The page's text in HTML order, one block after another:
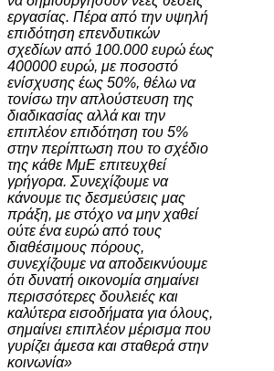
εργασίας. Πέρα από την υψηλή
επιδότηση επενδυτικών
σχεδίων από 100.000 ευρώ έως
400000 ευρώ, με ποσοστό
ενίσχυσης έως 50%, θέλω να
τονίσω την απλούστευση της
διαδικασίας αλλά και την
επιπλέον επιδότηση του 5%
στην περίπτωση που το σχέδιο
της κάθε ΜμΕ επιτευχθεί
γρήγορα. Συνεχίζουμε να
κάνουμε τις δεσμεύσεις μας
πράξη, με στόχο να μην χαθεί
ούτε ένα ευρώ από τους
διαθέσιμους πόρους,
συνεχίζουμε να αποδεικνύουμε
ότι δυνατή οικονομία σημαίνει
περισσότερες δουλειές και
καλύτερα εισοδήματα για όλους,
σημαίνει επιπλέον μέρισμα που
γυρίζει άμεσα και σταθερά στην
κοινωνία»